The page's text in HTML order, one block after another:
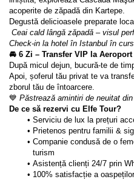
acoperite de zăpadă din Kartepe.
Degustă delicioasele preparate
Ceai cald lângă zăpadă – visul
Check-in la hotel în Istanbul în
🚘 6 Zi – Transfer VIP la Aeroport
După micul dejun, bucură-te de
Apoi, șoferul tău privat te va
zborul tău de întoarcere.
💙 Păstrează amintiri de neuitat
De ce să rezervi cu Elfe Tour?
Serviciu de lux la prețuri
Prietenos pentru familii &
Companie condusă de o
turism
Asistență clienți 24/7 prin
100% satisfacție a oaspeților